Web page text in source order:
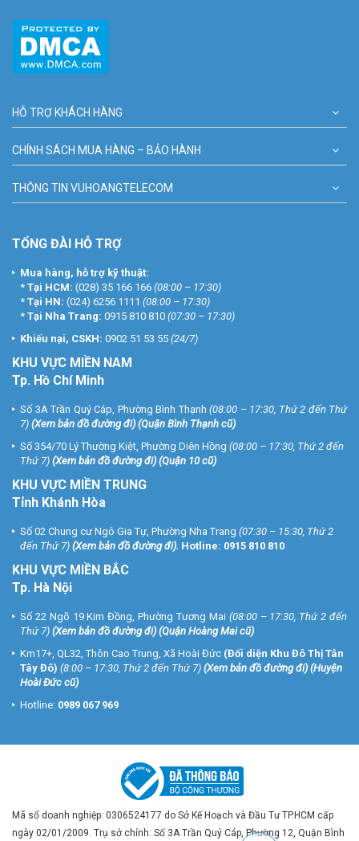
HỖ TRỢ KHÁCH HÀNG
CHÍNH SÁCH MUA HÀNG – BẢO HÀNH
THÔNG TIN VUHOANGTELECOM
TỔNG ĐÀI HỖ TRỢ
Mua hàng, hỗ trợ kỹ thuật:
* Tại HCM: (028) 35 166 166 (08:00 – 17:30)
* Tại HN: (024) 6256 1111 (08:00 – 17:30)
* Tại Nha Trang: 0915 810 810 (07:30 – 17:30)
Khiếu nại, CSKH: 0902 51 53 55 (24/7)
KHU VỰC MIỀN NAM
Tp. Hồ Chí Minh
Số 3A Trần Quý Cáp, Phường Bình Thạnh (08:00 – 17:30, Thứ 2 đến Thứ
7) (Xem bản đồ đường đi) (Quận Bình Thạnh cũ)
Số 354/70 Lý Thường Kiệt, Phường Diên Hồng (08:00 – 17:30, Thứ 2 đến
Thứ 7) (Xem bản đồ đường đi) (Quận 10 cũ)
KHU VỰC MIỀN TRUNG
Tỉnh Khánh Hòa
Số 02 Chung cư Ngô Gia Tự, Phường Nha Trang (07:30 – 15:30, Thứ 2
đến Thứ 7) (Xem bản đồ đường đi). Hotline: 0915 810 810
KHU VỰC MIỀN BẮC
Tp. Hà Nội
Số 22 Ngõ 19 Kim Đồng, Phường Tương Mai (08:00 – 17:30, Thứ 2 đến
Thứ 7) (Xem bản đồ đường đi) (Quận Hoàng Mai cũ)
Km17+, QL32, Thôn Cao Trung, Xã Hoài Đức (Đối diện Khu Đô Thị Tân
Tây Đô) (8:00 – 17:30, Thứ 2 đến Thứ 7) (Xem bản đồ đường đi) (Huyện
Hoài Đức cũ)
Hotline: 0989 067 969
Mã số doanh nghiệp: 0306524177 do Sở Kế Hoạch và Đầu Tư TP.HCM cấp
ngày 02/01/2009. Trụ sở chính: Số 3A Trần Quý Cáp, Phường 12, Quận Bình